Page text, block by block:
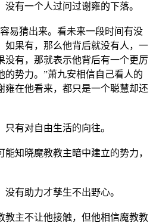
有一个人过问过谢雍的下落。
易猜出来。看未来一段时间有没
如果有，那么他背后就没有人，一
没有，那就表示他背后有一个更厉
的势力。”萧九安相信自己看人的
雍在他看来，都只是一个聪慧却还
有对自由生活的向往。
知晓魔教教主暗中建立的势力，
有助力才孳生不出野心。
主不让他接触，但他相信魔教教